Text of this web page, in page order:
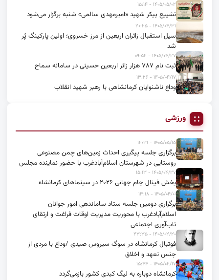
۱۴۰۵/۰۵/۰۲ - ۱۵:۱۴
تشییع پیکر شهید «امیرمهدی سالمی» شنبه برگزار می‌شود
۱۴۰۵/۰۴/۳۱ - ۲۰:۲۵
سیل استقبال زائران اربعین از مرز خسروی؛ اولین پارکینگ پُر
شد
۱۴۰۵/۰۴/۲۷ - ۰۹:۵۲
ثبت نام ۷۸۷ هزار زائر اربعین حسینی در سامانه سماح
۱۴۰۵/۰۴/۱۷ - ۱۳:۲۶
وداع ناشنوایان کرمانشاهی با رهبر شهید انقلاب
ورزشی
۱۴۰۵/۰۵/۱۵ - ۱۲:۳۱
برگزاری جلسه پیگیری احداث زمین‌های چمن مصنوعی
روستایی در شهرستان اسلام‌آبادغرب با حضور نماینده مجلس
۱۴۰۵/۰۴/۲۷ - ۱۵:۱۳
پخش فینال جام جهانی ۲۰۲۶ در سینماهای کرمانشاه
۱۴۰۵/۰۴/۰۱ - ۱۳:۱۸
برگزاری دومین جلسه ستاد ساماندهی امور جوانان
اسلام‌آبادغرب با محوریت مدیریت اوقات فراغت و ارتقای
تاب‌آوری اجتماعی
۱۴۰۵/۰۲/۲۰ - ۲۳:۳۵
فوتبال کرمانشاه در سوگ سیروس صیدی /وداع با مردی از
جنس تعهد و اخلاق
۱۴۰۵/۰۲/۱۷ - ۱۵:۴۴
کرمانشاه دوباره به لیگ کبدی کشور بازمی‌گردد